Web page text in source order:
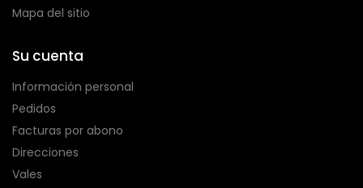
Mapa del sitio
Su cuenta
Información personal
Pedidos
Facturas por abono
Direcciones
Vales